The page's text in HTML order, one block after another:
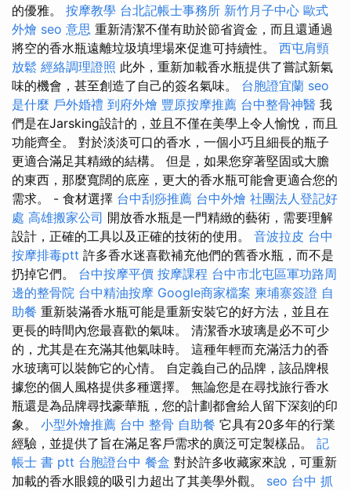
的優雅。 按摩教學 台北記帳士事務所 新竹月子中心 歐式
外燴 seo 意思 重新清潔不僅有助於節省資金，而且還通過
將空的香水瓶遠離垃圾填埋場來促進可持續性。 西屯肩頸
放鬆 經絡調理證照 此外，重新加載香水瓶提供了嘗試新氣
味的機會，甚至創造了自己的簽名氣味。 台胞證宜蘭 seo
是什麼 戶外婚禮 到府外燴 豐原按摩推薦 台中整骨神醫 我
們是在Jarsking設計的，並且不僅在美學上令人愉悅，而且
功能齊全。 對於淡淡可口的香水，一個小巧且細長的瓶子
更適合滿足其精緻的結構。 但是，如果您穿著堅固或大膽
的東西，那麼寬闊的底座，更大的香水瓶可能會更適合您的
需求。 - 食材選擇 台中刮痧推薦 台中外燴 社團法人登記好
處 高雄搬家公司 開放香水瓶是一門精緻的藝術，需要理解
設計，正確的工具以及正確的技術的使用。 音波拉皮 台中
按摩排毒ptt 許多香水迷喜歡補充他們的舊香水瓶，而不是
扔掉它們。 台中按摩平價 按摩課程 台中市北屯區軍功路周
邊的整骨院 台中精油按摩 Google商家檔案 柬埔寨簽證 自
助餐 重新裝滿香水瓶可能是重新安裝它的好方法，並且在
更長的時間內您最喜歡的氣味。 清潔香水玻璃是必不可少
的，尤其是在充滿其他氣味時。 這種年輕而充滿活力的香
水玻璃可以裝飾它的心情。 自定義自己的品牌，該品牌根
據您的個人風格提供多種選擇。 無論您是在尋找旅行香水
瓶還是為品牌尋找豪華瓶，您的計劃都會給人留下深刻的印
象。 小型外燴推薦 台中 整骨 自助餐 它具有20多年的行業
經驗，並提供了旨在滿足客戶需求的廣泛可定製樣品。 記
帳士 書 ptt 台胞證台中 餐盒 對於許多收藏家來說，可重新
加載的香水眼鏡的吸引力超出了其美學外觀。 seo 台中 抓